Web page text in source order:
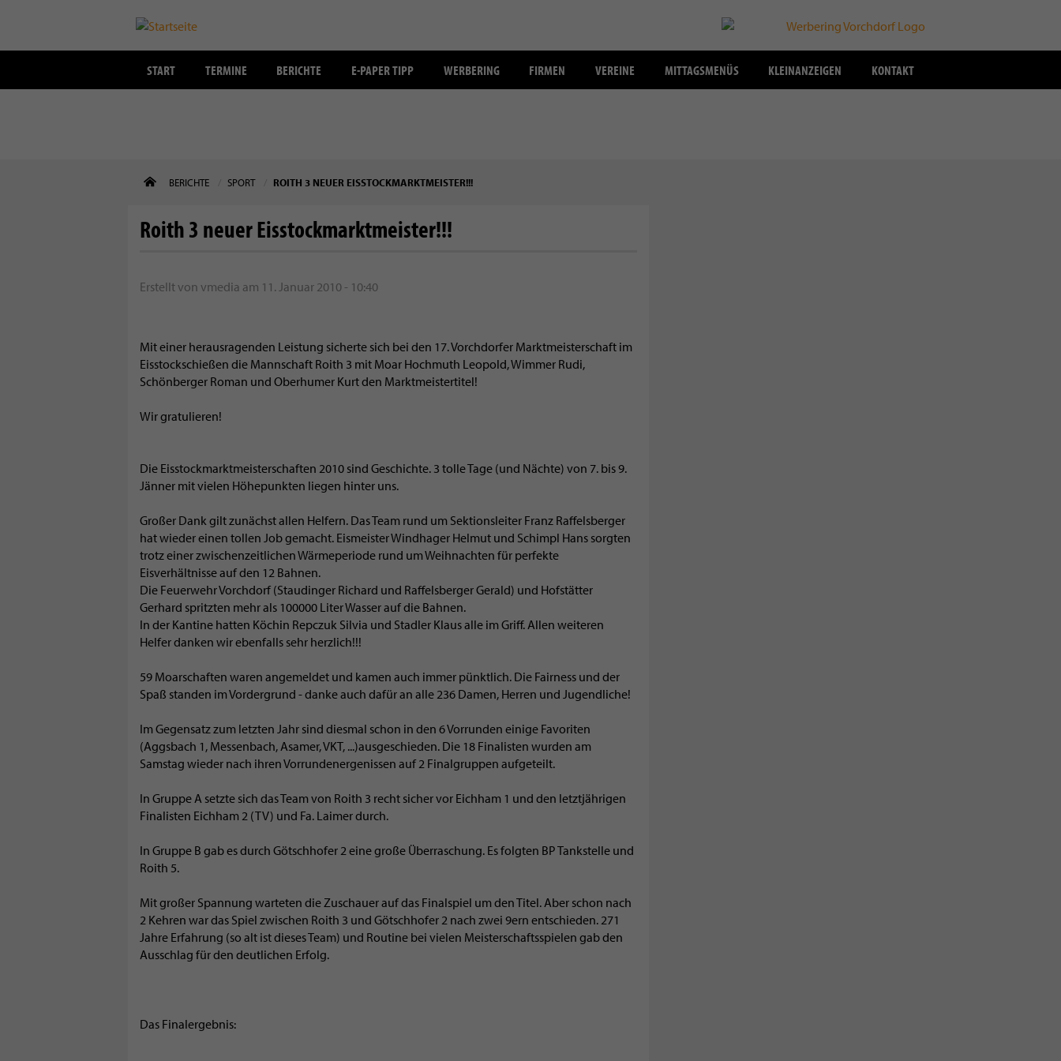
START TERMINE BERICHTE E-PAPER TIPP WERBERING FIRMEN VEREINE MITTAGSMENÜS KLEINANZEIGEN KONTAKT
BERICHTE SPORT ROITH 3 NEUER EISSTOCKMARKTMEISTER!!!
Roith 3 neuer Eisstockmarktmeister!!!
Erstellt von vmedia am 11. Januar 2010 - 10:40
Mit einer herausragenden Leistung sicherte sich bei den 17. Vorchdorfer Marktmeisterschaft im
Eisstockschießen die Mannschaft Roith 3 mit Moar Hochmuth Leopold, Wimmer Rudi,
Schönberger Roman und Oberhumer Kurt den Marktmeistertitel!
Wir gratulieren!
Die Eisstockmarktmeisterschaften 2010 sind Geschichte. 3 tolle Tage (und Nächte) von 7. bis 9.
Jänner mit vielen Höhepunkten liegen hinter uns.
Großer Dank gilt zunächst allen Helfern. Das Team rund um Sektionsleiter Franz Raffelsberger
hat wieder einen tollen Job gemacht. Eismeister Windhager Helmut und Schimpl Hans sorgten
trotz einer zwischenzeitlichen Wärmeperiode rund um Weihnachten für perfekte
Eisverhältnisse auf den 12 Bahnen.
Die Feuerwehr Vorchdorf (Staudinger Richard und Raffelsberger Gerald) und Hofstätter
Gerhard spritzten mehr als 100000 Liter Wasser auf die Bahnen.
In der Kantine hatten Köchin Repczuk Silvia und Stadler Klaus alle im Griff. Allen weiteren
Helfer danken wir ebenfalls sehr herzlich!!!
59 Moarschaften waren angemeldet und kamen auch immer pünktlich. Die Fairness und der
Spaß standen im Vordergrund - danke auch dafür an alle 236 Damen, Herren und Jugendliche!
Im Gegensatz zum letzten Jahr sind diesmal schon in den 6 Vorrunden einige Favoriten
(Aggsbach 1, Messenbach, Asamer, VKT, ...)ausgeschieden. Die 18 Finalisten wurden am
Samstag wieder nach ihren Vorrundenergenissen auf 2 Finalgruppen aufgeteilt.
In Gruppe A setzte sich das Team von Roith 3 recht sicher vor Eichham 1 und den letztjährigen
Finalisten Eichham 2 (TV) und Fa. Laimer durch.
In Gruppe B gab es durch Götschhofer 2 eine große Überraschung. Es folgten BP Tankstelle und
Roith 5.
Mit großer Spannung warteten die Zuschauer auf das Finalspiel um den Titel. Aber schon nach
2 Kehren war das Spiel zwischen Roith 3 und Götschhofer 2 nach zwei 9ern entschieden. 271
Jahre Erfahrung (so alt ist dieses Team) und Routine bei vielen Meisterschaftsspielen gab den
Ausschlag für den deutlichen Erfolg.
Das Finalergebnis: